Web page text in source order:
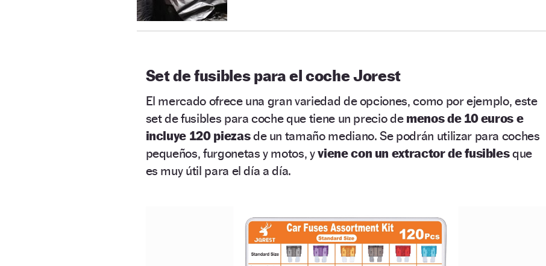
Set de fusibles para el coche Jorest
El mercado ofrece una gran variedad de opciones, como por ejemplo, este
set de fusibles para coche que tiene un precio demenos de 10 euros e
incluye 120 piezasde un tamaño mediano. Se podrán utilizar para coches
pequeños, furgonetas y motos, yviene con un extractor de fusiblesque
es muy útil para el día a día.